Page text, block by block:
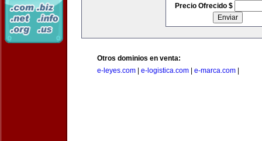
Precio Ofrecido $
Otros dominios en venta:
e-leyes.com
e-logistica.com e-marca.com